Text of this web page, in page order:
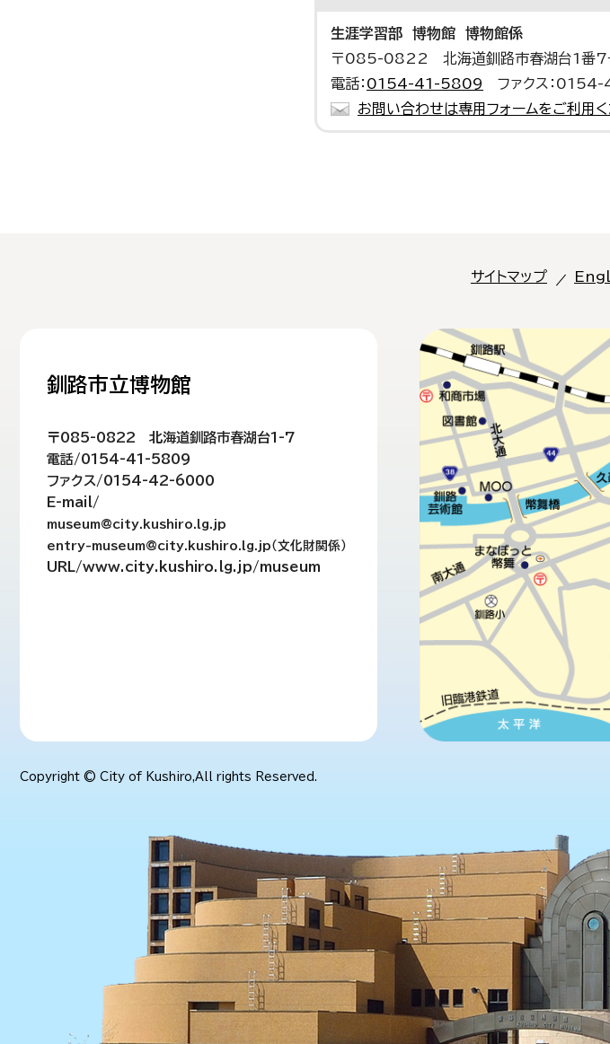
生涯学習部 博物館 博物館係
〒085-0822 北海道釧路市春湖台1番
電話： 0154-41-5809
ファクス：
お問い合わせは専用フォームをご利用く
サイトマップ
釧路市立博物館
〒085-0822 北海道釧路市春湖台1-7
電話/0154-41-5809
ファクス/0154-42-6000
E-mail/
museum@city.kushiro.lg.jp
entry-museum@city.kushiro.lg.jp（文化財関係）
URL/www.city.kushiro.lg.jp/museum
Copyright © City of Kushiro,All rights Reserved.